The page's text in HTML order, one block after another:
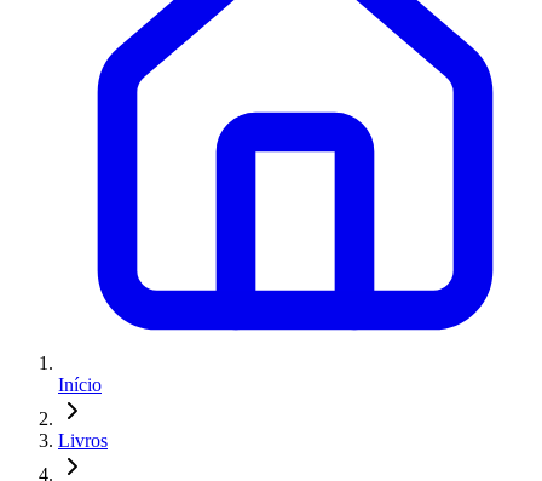
Início
Livros